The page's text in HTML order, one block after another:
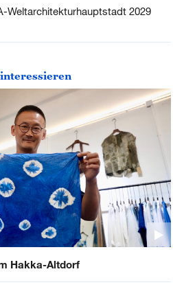
Weltarchitekturhauptstadt 2029
Hakka-Altdorf